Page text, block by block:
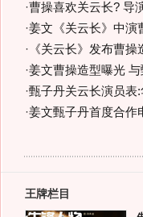
·曹操喜欢关云长? 导
·姜文《关云长》中演
· 《关云长》发布曹
·姜文曹操造型曝光
·甄子丹关云长演员表
·姜文甄子丹首度合作
王牌栏目